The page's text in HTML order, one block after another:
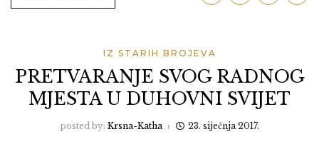
IZ STARIH BROJEVA
PRETVARANJE SVOG RADNOG
MJESTA U DUHOVNI SVIJET
posted by: Krsna-Katha 23. siječnja 2017.